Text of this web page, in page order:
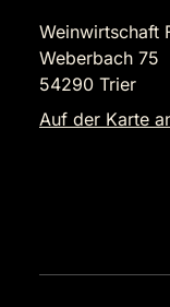
Weinwirtschaft
Weberbach 75
54290 Trier
Auf der Karte